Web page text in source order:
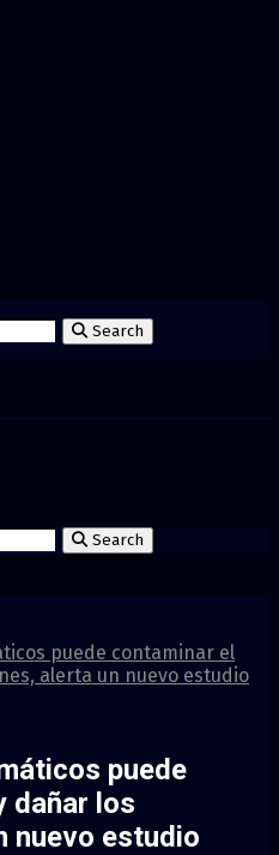
Search
Search
puede contaminar el
alerta un nuevo estudio
puede
dañar los
nuevo estudio